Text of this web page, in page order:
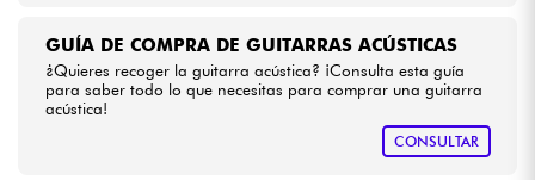
GUÍA DE COMPRA DE GUITARRAS ACÚSTICAS
¿Quieres recoger la guitarra acústica? ¡Consulta esta guía
para saber todo lo que necesitas para comprar una guitarra
acústica!
CONSULTAR